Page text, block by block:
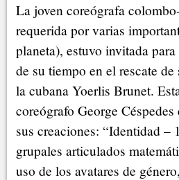
La joven coreógrafa
requerida por varias
planeta), estuvo invitada
de su tiempo en el rescate
la cubana Yoerlis Brunet.
coreógrafo George
sus creaciones: “Identidad –
grupales articulados
uso de los avatares de